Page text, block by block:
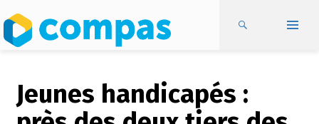
Jeunes handicapés :